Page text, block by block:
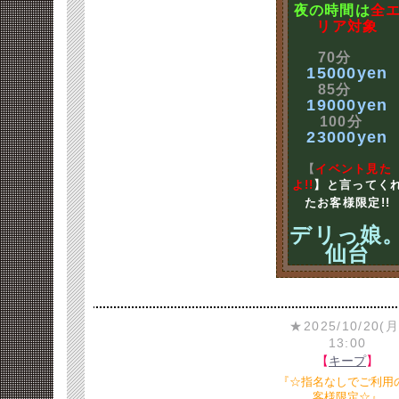
夜の時間は全
リア対象
70分
15000yen
85分
19000yen
100分
23000yen
【 イベント見た
よ!! 】と言ってく
たお客様限定!!
デリっ娘
仙台
★2025/10/20(
13:00
【キープ】
『☆指名なしでご利用